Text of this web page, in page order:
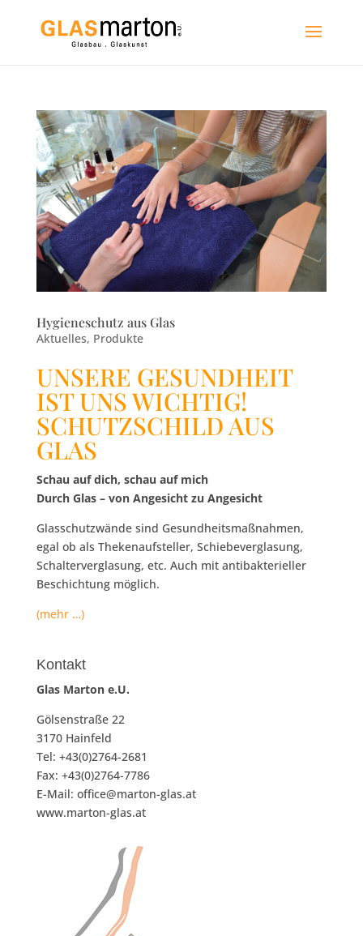
Hygieneschutz aus Glas
Aktuelles, Produkte
UNSERE GESUNDHEIT
IST UNS WICHTIG!
SCHUTZSCHILD AUS
GLAS
Schau auf dich, schau auf mich
Durch Glas – von Angesicht zu Angesicht
Glasschutzwände sind Gesundheitsmaßnahmen,
egal ob als Thekenaufsteller, Schiebeverglasung,
Schalterverglasung, etc. Auch mit antibakterieller
Beschichtung möglich.
(mehr …)
Kontakt
Glas Marton e.U.
Gölsenstraße 22
3170 Hainfeld
Tel: +43(0)2764-2681
Fax: +43(0)2764-7786
E-Mail: office@marton-glas.at
www.marton-glas.at